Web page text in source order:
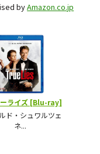
byAmazon.co.jp